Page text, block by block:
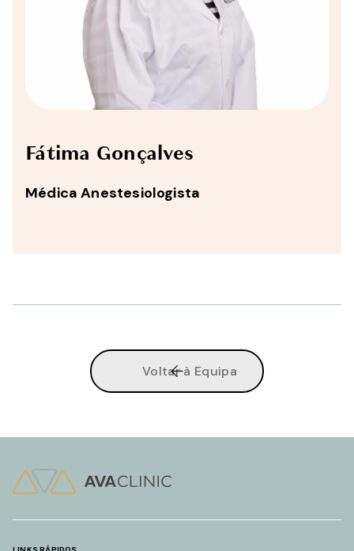
Fátima Gonçalves
Médica Anestesiologista
Voltar à Equipa